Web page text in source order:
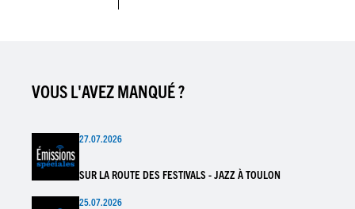
VOUS L'AVEZ MANQUÉ ?
27.07.2026
SUR LA ROUTE DES FESTIVALS - JAZZ À TOULON
25.07.2026